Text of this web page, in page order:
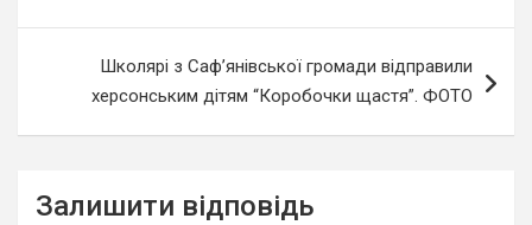
Школярі з Саф’янівської громади відправили
херсонським дітям “Коробочки щастя”. ФОТО
Залишити відповідь